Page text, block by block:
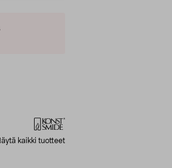
kaikki tuotteet